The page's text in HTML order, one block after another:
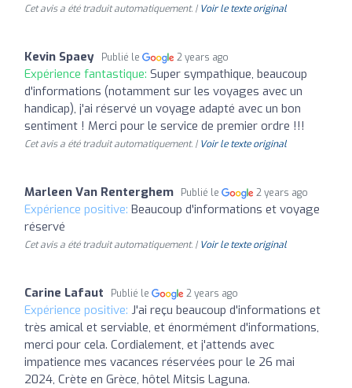
Cet avis a été traduit automatiquement. | Voir le texte original
Kevin Spaey Publié le 2 years ago
Expérience fantastique: Super sympathique, beaucoup
d'informations (notamment sur les voyages avec un
handicap), j'ai réservé un voyage adapté avec un bon
sentiment ! Merci pour le service de premier ordre !!!
Cet avis a été traduit automatiquement. | Voir le texte original
Marleen Van Renterghem Publié le 2 years ago
Expérience positive: Beaucoup d'informations et voyage
réservé
Cet avis a été traduit automatiquement. | Voir le texte original
Carine Lafaut Publié le 2 years ago
Expérience positive: J'ai reçu beaucoup d'informations et
très amical et serviable, et énormément d'informations,
merci pour cela. Cordialement, et j'attends avec
impatience mes vacances réservées pour le 26 mai
2024, Crète en Grèce, hôtel Mitsis Laguna.